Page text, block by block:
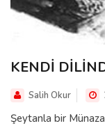
KENDİ
Salih Okur
Şeytanla bir